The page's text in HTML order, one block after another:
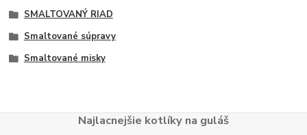
SMALTOVANÝ RIAD
Smaltované súpravy
Smaltované misky
Najlacnejšie kotlíky na guláš